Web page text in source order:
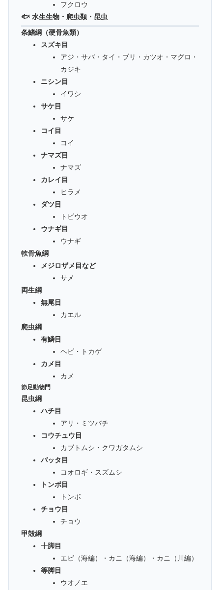
フクロウ
🐟 水生生物・爬虫類・昆虫
条鰭綱（硬骨魚類）
スズキ目
アジ・サバ・タイ・ブリ・カツオ・マグロ・
カジキ
ニシン目
イワシ
サケ目
サケ
コイ目
コイ
ナマズ目
ナマズ
カレイ目
ヒラメ
ダツ目
トビウオ
ウナギ目
ウナギ
軟骨魚綱
メジロザメ目など
サメ
両生綱
無尾目
カエル
爬虫綱
有鱗目
ヘビ・トカゲ
カメ目
カメ
節足動物門
昆虫綱
ハチ目
アリ・ミツバチ
コウチュウ目
カブトムシ・クワガタムシ
バッタ目
コオロギ・スズムシ
トンボ目
トンボ
チョウ目
チョウ
甲殻綱
十脚目
エビ（海編）・カニ（海編）・カニ（川編）
等脚目
ウオノエ